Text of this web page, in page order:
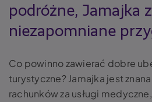
podróżne, Jamajka
niezapomniane
Co powinno zawierać dobre
turystyczne? Jamajka jest
rachunków za usługi